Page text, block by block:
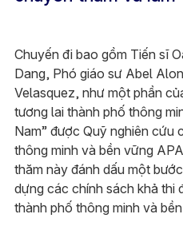
Chuyến đi bao gồm Tiến sĩ
Dang, Phó giáo sư Abel
Velasquez, như một phần
tương lai thành phố thông
Nam” được Quỹ nghiên cứu
thông minh và bền vững
thăm này đánh dấu một
dựng các chính sách khả thi
thành phố thông minh và